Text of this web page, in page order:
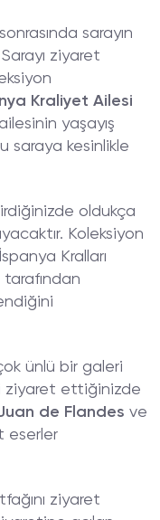
sarayın
ziyaret
Kraliyet Ailesi
yaşayış
saraya kesinlikle
oldukça
Koleksiyon
Kralları
ünlü bir galeri
ziyaret ettiğinizde
de Flandes ve
eserler
ziyaret